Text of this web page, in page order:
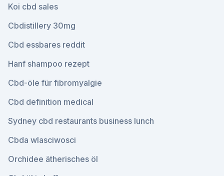
Koi cbd sales
Cbdistillery 30mg
Cbd essbares reddit
Hanf shampoo rezept
Cbd-öle für fibromyalgie
Cbd definition medical
Sydney cbd restaurants business lunch
Cbda wlasciwosci
Orchidee ätherisches öl